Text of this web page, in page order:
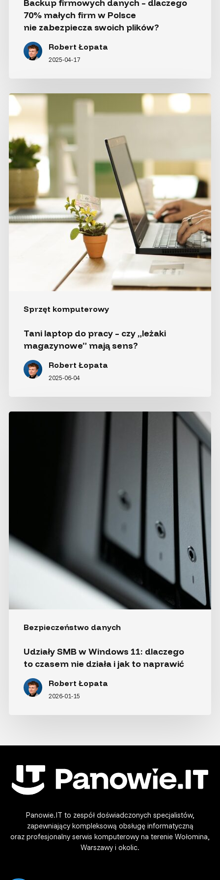
Backup firmowych danych – dlaczego
70% małych firm w Polsce
nie zabezpiecza swoich plików?
Robert Łopata
2025-04-17
Sprzęt komputerowy
Tani
laptop
do pracy
czy „leżaki
magazynowe”
mają
Tani laptop do pracy – czy „leżaki
magazynowe” mają sens?
Robert Łopata
2025-06-04
Bezpieczeństwo danych
Udziały
Udziały SMB w Windows 11: dlaczego
to czasem nie działa i jak to naprawić
Robert Łopata
2026-01-15
Panowie.IT to zespół doświadczonych specjalistów,
zapewniający kompleksową obsługę informatyczną
oraz profesjonalny serwis komputerowy na terenie Wołomina,
Warszawy i okolic.